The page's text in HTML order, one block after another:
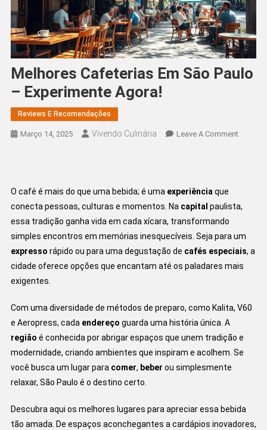
Melhores Cafeterias Em São Paulo
– Experimente Agora!
Reviews E Recomendações
Março 14, 2025 Vivendo Culinária Leave A CommentOn
O café é mais do que uma bebida; é uma experiênciaque
conecta pessoas, culturas e momentos. Na capital paulista,
essa tradição ganha vida em cada xícara, transformando
simples encontros em memórias inesquecíveis. Seja para um
expresso rápido ou para uma degustação de cafés especiais, a
cidade oferece opções que encantam até os paladares mais
exigentes.
Com uma diversidade de métodos de preparo, como Kalita, V60
e Aeropress, cada endereço guarda uma história única. A
região é conhecida por abrigar espaços que unem tradição e
modernidade, criando ambientes que inspiram e acolhem. Se
você busca um lugar para comer, beber ou simplesmente
relaxar, São Paulo é o destino certo.
Descubra aqui os melhores lugares para apreciar essa bebida
tão amada. De espaços aconchegantes a cardápios inovadores,